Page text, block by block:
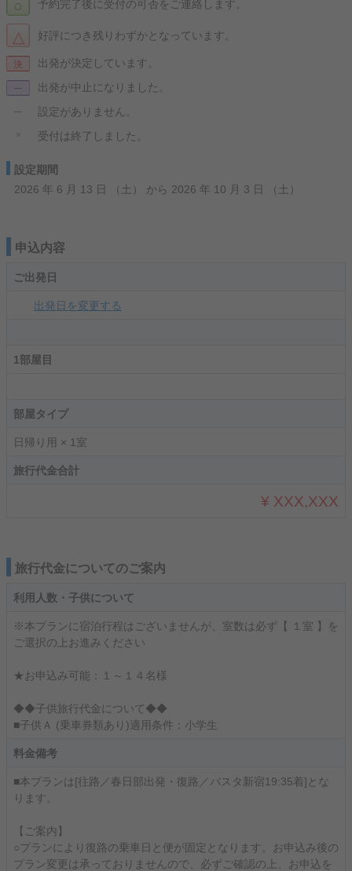
決 出発が決定しています。
○ 予約完了後に受付の可否をご連絡します。
ー 出発が中止になりました。
△ 好評につき残りわずかとなっています。
ー 設定がありません。
× 受付は終了しました。
設定期間
2026 年 6 月 13 日 （土） から 2026 年 10 月 3 日 （土）
申込内容
ご出発日
出発日を変更する
1部屋目
部屋タイプ
日帰り用 × 1室
旅行代金合計
¥ XXX,XXX
旅行代金についてのご案内
利用人数・子供について
※本プランに宿泊行程はございませんが、室数は必ず【 １室 】を
ご選択の上お進みください
★お申込み可能：１～１４名様
◆◆子供旅行代金について◆◆
■子供Ａ (乗車券類あり)適用条件：小学生
料金備考
■本プランは[往路／春日部出発・復路／バスタ新宿19:35着]とな
ります。
【ご案内】
○プランにより復路の乗車日と便が固定となります。お申込み後の
プラン変更は承っておりませんので、必ずご確認の上、お申込を